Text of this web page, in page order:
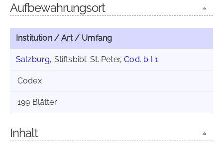
Aufbewahrungsort
Institution / Art / Umfang
Salzburg, Stiftsbibl. St. Peter,Cod. b I 1
Codex
199 Blätter
Inhalt